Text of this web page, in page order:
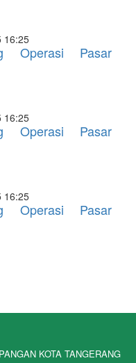
16:25
Operasi Pasar
16:25
Operasi Pasar
16:25
Operasi Pasar
KOTA TANGERANG